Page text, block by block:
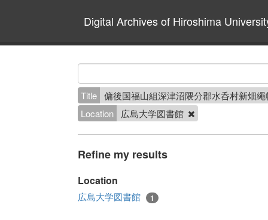
Digital Archives of Hiroshima
Title 傭後国福山組深津沼隈分郡水呑村新畑
Location
広島大学図書館
Refine my results
Location
広島大学図書館 1